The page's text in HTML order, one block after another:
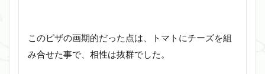
このピザの画期的だった点は、トマトにチーズを組
み合せた事で、相性は抜群でした。